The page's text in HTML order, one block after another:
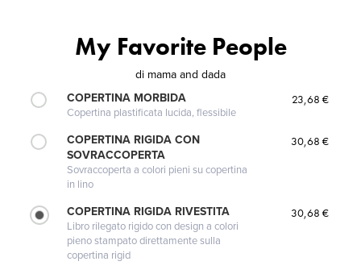
My Favorite People
di mama and dada
COPERTINA MORBIDA
Copertina plastificata lucida, flessibile
23,68 €
COPERTINA RIGIDA CON
SOVRACCOPERTA
Sovraccoperta a colori pieni su copertina
in lino
30,68 €
COPERTINA RIGIDA RIVESTITA
Libro rilegato rigido con design a colori
pieno stampato direttamente sulla
copertina rigid
30,68 €